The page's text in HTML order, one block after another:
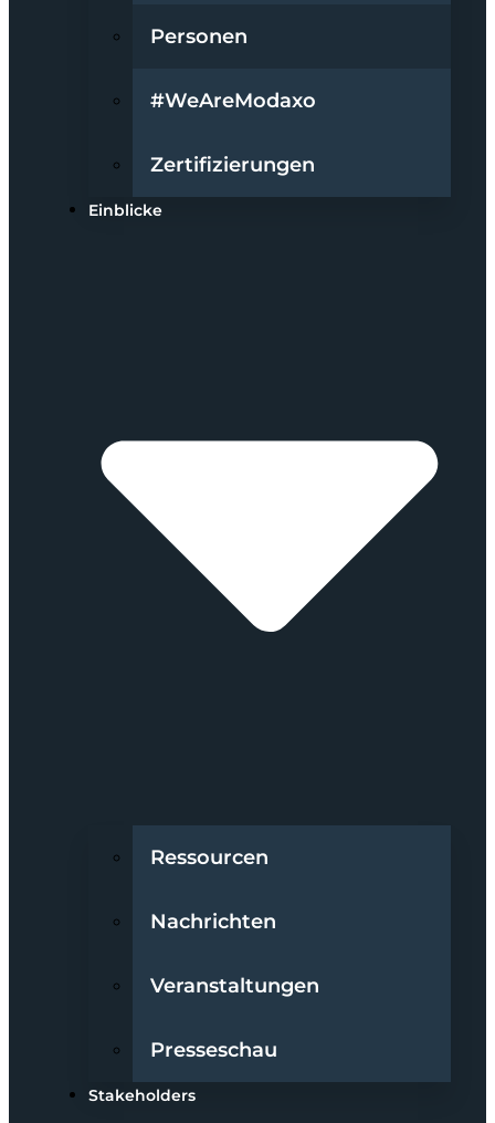
Personen
#WeAreModaxo
Zertifizierungen
Einblicke
Ressourcen
Nachrichten
Veranstaltungen
Presseschau
Stakeholders